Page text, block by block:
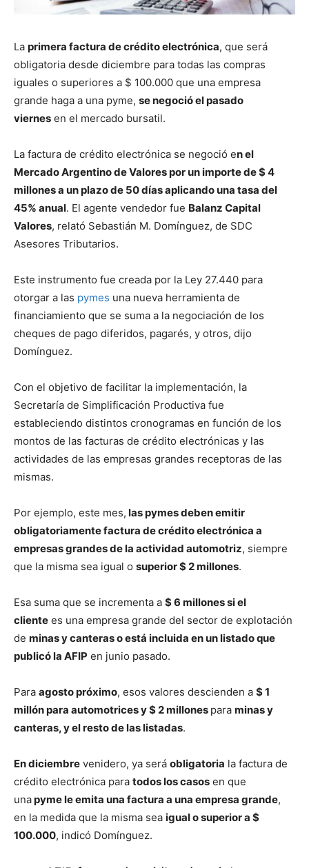
La primera factura de crédito electrónica, que será
obligatoria desde diciembre para todas las compras
iguales o superiores a $ 100.000 que una empresa
grande haga a una pyme, se negoció el pasado
viernes en el mercado bursatil.
La factura de crédito electrónica se negoció en el
Mercado Argentino de Valores por un importe de $ 4
millones a un plazo de 50 días aplicando una tasa del
45% anual. El agente vendedor fue Balanz Capital
Valores, relató Sebastián M. Domínguez, de SDC
Asesores Tributarios.
Este instrumento fue creada por la Ley 27.440 para
otorgar a las pymes una nueva herramienta de
financiamiento que se suma a la negociación de los
cheques de pago diferidos, pagarés, y otros, dijo
Domínguez.
Con el objetivo de facilitar la implementación, la
Secretaría de Simplificación Productiva fue
estableciendo distintos cronogramas en función de los
montos de las facturas de crédito electrónicas y las
actividades de las empresas grandes receptoras de las
mismas.
Por ejemplo, este mes, las pymes deben emitir
obligatoriamente factura de crédito electrónica a
empresas grandes de la actividad automotriz, siempre
que la misma sea igual o superior $ 2 millones.
Esa suma que se incrementa a $ 6 millones si el
cliente es una empresa grande del sector de explotación
de minas y canteras o está incluida en un listado que
publicó la AFIP en junio pasado.
Para agosto próximo, esos valores descienden a $ 1
millón para automotrices y $ 2 millones para minas y
canteras, y el resto de las listadas.
En diciembre venidero, ya será obligatoria la factura de
crédito electrónica para todos los casos en que
unapyme le emita una factura a una empresa grande,
en la medida que la misma sea igual o superior a $
100.000, indicó Domínguez.